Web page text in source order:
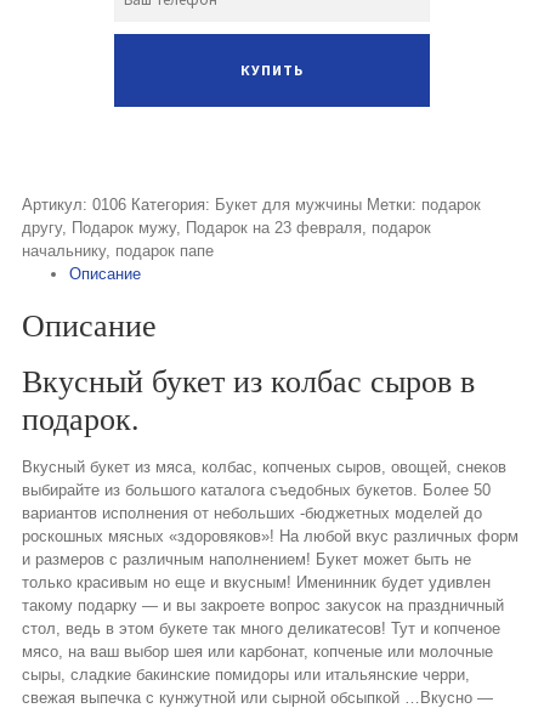
Артикул:0106 Категория: Букет для мужчины Метки: подарок
другу, Подарок мужу, Подарок на 23 февраля, подарок
начальнику, подарок папе
Описание
Описание
Вкусный букет из колбас сыров в
подарок.
Вкусный букет из мяса, колбас, копченых сыров, овощей, снеков
выбирайте из большого каталога съедобных букетов. Более 50
вариантов исполнения от небольших -бюджетных моделей до
роскошных мясных «здоровяков»! На любой вкус различных форм
и размеров с различным наполнением! Букет может быть не
только красивым но еще и вкусным! Именинник будет удивлен
такому подарку — и вы закроете вопрос закусок на праздничный
стол, ведь в этом букете так много деликатесов! Тут и копченое
мясо, на ваш выбор шея или карбонат, копченые или молочные
сыры, сладкие бакинские помидоры или итальянские черри,
свежая выпечка с кунжутной или сырной обсыпкой …Вкусно —